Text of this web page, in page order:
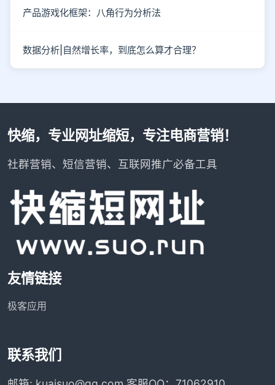
产品游戏化框架：八角行为分析法
数据分析|自然增长率，到底怎么算才合理？
快缩，专业网址缩短，专注电商营销！
社群营销、短信营销、互联网推广必备工具
友情链接
极客应用
联系我们